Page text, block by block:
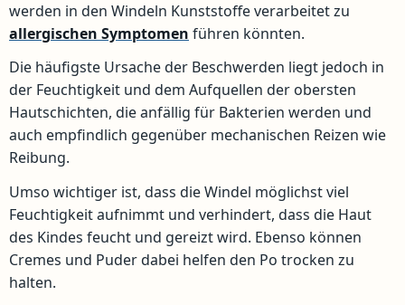
werden in den Windeln Kunststoffe verarbeitet zu
allergischen Symptomen führen könnten.
Die häufigste Ursache der Beschwerden liegt jedoch in
der Feuchtigkeit und dem Aufquellen der obersten
Hautschichten, die anfällig für Bakterien werden und
auch empfindlich gegenüber mechanischen Reizen wie
Reibung.
Umso wichtiger ist, dass die Windel möglichst viel
Feuchtigkeit aufnimmt und verhindert, dass die Haut
des Kindes feucht und gereizt wird. Ebenso können
Cremes und Puder dabei helfen den Po trocken zu
halten.